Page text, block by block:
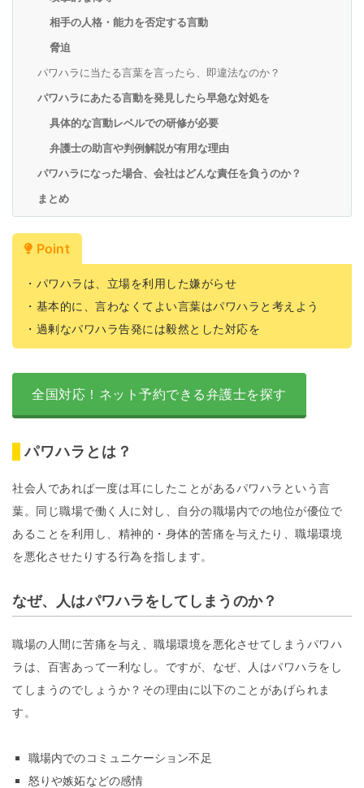
相手の人格・能力を否定する言動
脅迫
パワハラに当たる言葉を言ったら、即違法なのか？
パワハラにあたる言動を発見したら早急な対処を
具体的な言動レベルでの研修が必要
弁護士の助言や判例解説が有用な理由
パワハラになった場合、会社はどんな責任を負うのか？
まとめ
Point
・パワハラは、立場を利用した嫌がらせ
・基本的に、言わなくてよい言葉はパワハラと考えよう
・過剰なパワハラ告発には毅然とした対応を
全国対応！ネット予約できる弁護士を探す
パワハラとは？
社会人であれば一度は耳にしたことがあるパワハラという言
葉。同じ職場で働く人に対し、自分の職場内での地位が優位で
あることを利用し、精神的・身体的苦痛を与えたり、職場環境
を悪化させたりする行為を指します。
なぜ、人はパワハラをしてしまうのか？
職場の人間に苦痛を与え、職場環境を悪化させてしまうパワハ
ラは、百害あって一利なし。ですが、なぜ、人はパワハラをし
てしまうのでしょうか？その理由に以下のことがあげられま
す。
職場内でのコミュニケーション不足
怒りや嫉妬などの感情